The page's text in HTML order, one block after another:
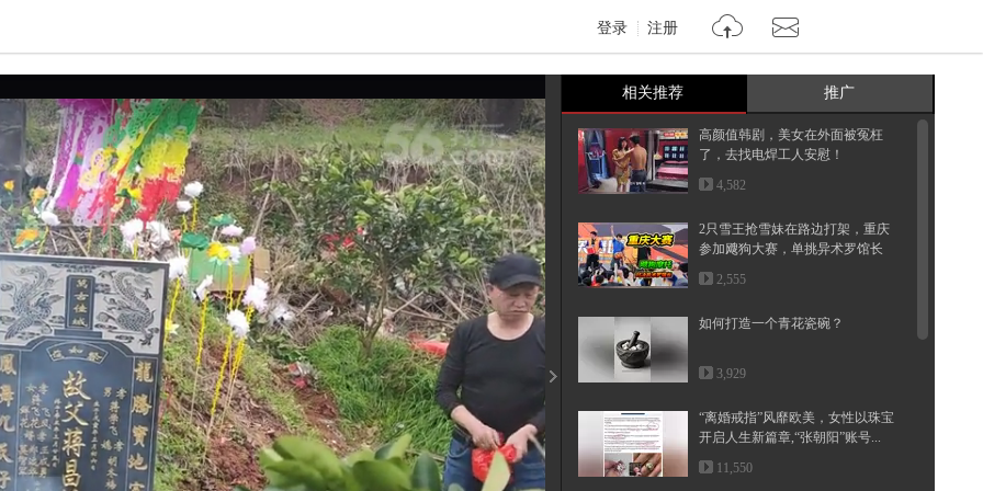
登录 注册
亮度 标准
饱和度 100
相关推荐 推广
高颜值韩剧，美女在外面被冤枉
了，去找电焊工人安慰！
4,582
2只雪王抢雪妹在路边打架，重庆
参加飕狗大赛，单挑异术罗馆长
2,555
如何打造一个青花瓷碗？
3,929
“离婚戒指”风靡欧美，女性以珠宝
开启人生新篇章,“张朝阳”账号...
11,550